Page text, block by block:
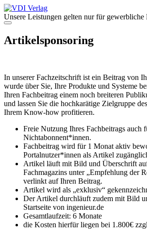
Zum
Inhalt
springen
Unsere Leistungen gelten nur für gewerbliche
Menü
Artikelsponsoring
In unserer Fachzeitschrift ist ein Beitrag von
wurde über Sie, Ihre Produkte und Systeme
Ihren Fachbeitrag einem noch breiteren
und lassen Sie die hochkarätige Zielgruppe
Ihrem Know-how profitieren.
Freie Nutzung Ihres Fachbeitrags auch
Nichtabonnent*innen.
Fachbeitrag wird für 1 Monat aktiv
Portalnutzer*innen als Artikel
Artikel läuft mit Bild und Überschrift
Fachmagazins unter „Empfehlung der
verlinkt auf Ihren Beitrag.
Artikel wird als „exklusiv“
Der Artikel durchläuft zudem mit Bild
Startseite von ingenieur.de
Gesamtlaufzeit: 6 Monate
die Kosten hierfür liegen bei 1.800€